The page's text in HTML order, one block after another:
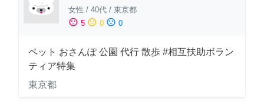
女性 / 40代 / 東京都
sentiment_satisfied 5 sentiment_neutral 0 sentiment_dissatisfied 0
ペット おさんぽ 公園 代行 散歩 #相互扶助ボラン
ティア特集
東京都